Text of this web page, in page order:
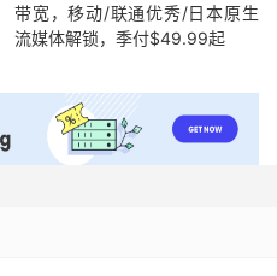
带宽，移动/联通优秀/日本原生
流媒体解锁，季付$49.99起